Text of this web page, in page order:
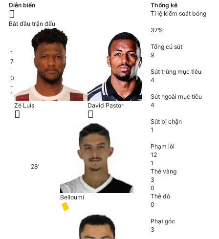
Diễn biến
Bắt đầu trận đấu
1
7
'
0
-
1
Zé Luís
David Pastor
28'
Belloumi
Thống kê
Tỉ lệ kiểm soát bóng
37%
Tổng cú sút
9
Sút trúng mục tiêu
4
Sút ngoài mục tiêu
4
Sút bị chặn
1
Phạm lỗi
12
1
Thẻ vàng
3
0
Thẻ đỏ
0
Phạt góc
3